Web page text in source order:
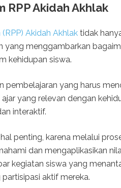
RPP Akidah Akhlak
Akidah Akhlak tidak
yang menggambarkan
kehidupan siswa.
yang harus
yang relevan dengan
interaktif.
penting, karena melalui
dan mengaplikasikan
kegiatan siswa yang
aktif mereka.